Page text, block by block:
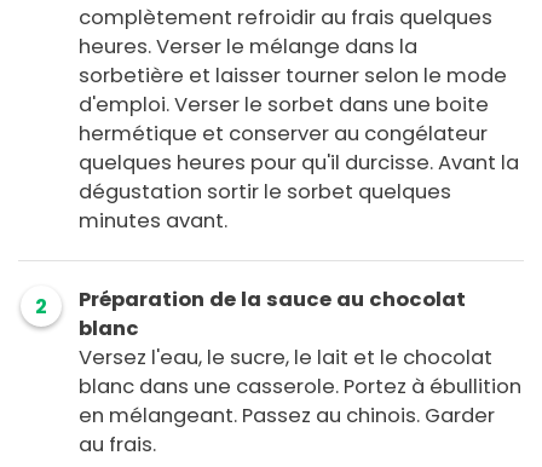
complètement refroidir au frais quelques
heures. Verser le mélange dans la
sorbetière et laisser tourner selon le mode
d'emploi. Verser le sorbet dans une boite
hermétique et conserver au congélateur
quelques heures pour qu'il durcisse. Avant la
dégustation sortir le sorbet quelques
minutes avant.
2
Préparation de la sauce au chocolat
blanc
Versez l'eau, le sucre, le lait et le chocolat
blanc dans une casserole. Portez à ébullition
en mélangeant. Passez au chinois. Garder
au frais.